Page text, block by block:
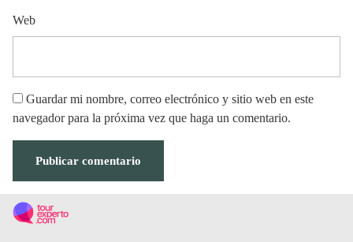
Web
Guardar mi nombre, correo electrónico y sitio web en este
navegador para la próxima vez que haga un comentario.